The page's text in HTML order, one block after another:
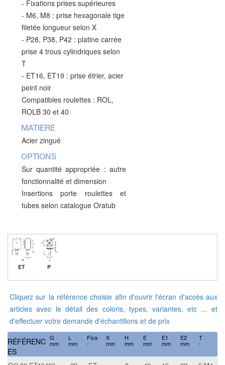
- Fixations prises supérieures
- M6, M8 : prise hexagonale tige
filetée longueur selon X
- P28, P38, P42 : platine carrée
prise 4 trous cylindriques selon
T
- ET16, ET19 : prise étrier, acier
peint noir
Compatibles roulettes : ROL,
ROLB 30 et 40
MATIERE
Acier zingué
OPTIONS
Sur quantité appropriée : autre
fonctionnalité et dimension
Insertions porte roulettes et
tubes selon catalogue Oratub
ET P
Cliquez sur la référence choisie afin d'ouvrir l'écran d'accès aux
articles avec le détail des coloris, types, variantes, etc ... et
d'effectuer votre demande d'échantillons et de prix
RÉFÉRENC
ES
G
mm
L
mm
Fixa
-
X
mm
H
mm
E
mm
E1
mm
E2
mm
T
-